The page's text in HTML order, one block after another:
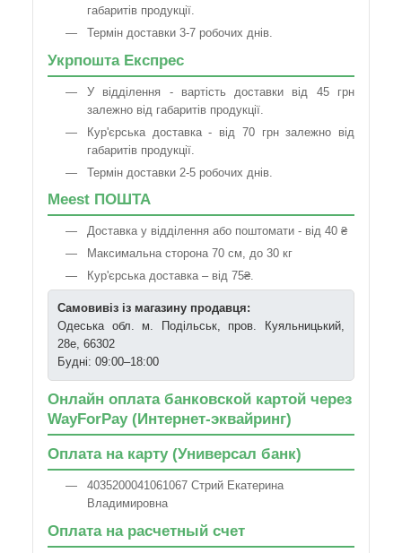
габаритів продукції.
Термін доставки 3-7 робочих днів.
Укрпошта Експрес
У відділення - вартість доставки від 45 грн
залежно від габаритів продукції.
Кур'єрська доставка - від 70 грн залежно від
габаритів продукції.
Термін доставки 2-5 робочих днів.
Meest ПОШТА
Доставка у відділення або поштомати - від 40 ₴
Максимальна сторона 70 см, до 30 кг
Кур'єрська доставка – від 75₴.
Самовивіз із магазину продавця:
Одеська обл. м. Подільськ, пров. Куяльницький,
28е, 66302
Будні: 09:00–18:00
Онлайн оплата банковской картой через
WayForPay (Интернет-эквайринг)
Оплата на карту (Универсал банк)
4035200041061067 Стрий Екатерина
Владимировна
Оплата на расчетный счет